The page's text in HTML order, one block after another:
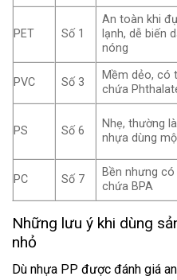
PET Số 1
An toàn khi
lạnh, dễ biến
nóng
PVC Số 3
Mềm dẻo, có
chứa
PS Số 6
Nhẹ, thường
nhựa dùng
PC Số 7
Bền nhưng
chứa BPA
Những lưu ý khi dùng
nhỏ
Dù nhựa PP được đánh giá